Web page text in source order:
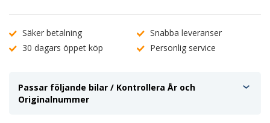
Säker betalning
Snabba leveranser
30 dagars öppet köp
Personlig service
Passar följande bilar / Kontrollera År och
Originalnummer